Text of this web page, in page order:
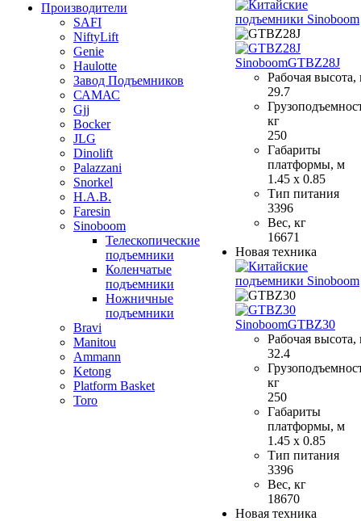
Производители
SAFI
NiftyLift
Genie
Haulotte
Завод Подъемников
САМАС
Gjj
Bocker
JLG
Dinolift
Palazzani
Snorkel
H.A.B.
Faresin
Sinoboom
Телескопические
подъемники
Коленчатые
подъемники
Ножничные
подъемники
Bravi
Manitou
Ammann
Ketong
Platform Basket
Toro
SinoboomGTBZ28J
Рабочая высота,
29.7
кг
250
Габариты
платформы, м
1.45 x 0.85
Тип питания
3396
Вес, кг
16671
Новая техника
SinoboomGTBZ30
Рабочая высота,
32.4
кг
250
Габариты
платформы, м
1.45 x 0.85
Тип питания
3396
Вес, кг
18670
Новая техника